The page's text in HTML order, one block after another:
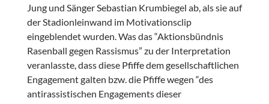
Jung und Sänger Sebastian Krumbiegel ab, als sie auf
der Stadionleinwand im Motivationsclip
eingeblendet wurden. Was das “Aktionsbündnis
Rasenball gegen Rassismus” zu der Interpretation
veranlasste, dass diese Pfiffe dem gesellschaftlichen
Engagement galten bzw. die Pfiffe wegen “des
antirassistischen Engagements dieser